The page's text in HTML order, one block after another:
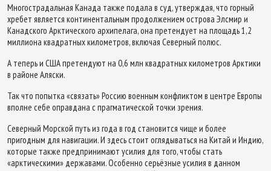
Многострадальная Канада также подала в суд, утверждая, что горный
хребет является континентальным продолжением острова Элсмир и
Канадского Арктического архипелага, она претендует на площадь 1,2
миллиона квадратных километров, включая Северный полюс.
А теперь и США претендуют на 0,6 млн квадратных километров Арктики
в районе Аляски.
Так что попытка «связать» Россию военным конфликтом в центре Европы
вполне себе оправдана с прагматической точки зрения.
Северный Морской путь из года в год становится чище и более
пригодным для навигации. И здесь стоит оглядываться на Китай и Индию,
которые также предпринимают усилия для того, чтобы стать
«арктическими» державами. Особенно серьёзные усилия в данном